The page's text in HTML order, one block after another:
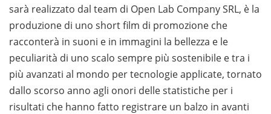
sarà realizzato dal team di Open Lab Company SRL, è la
produzione di uno short film di promozione che
racconterà in suoni e in immagini la bellezza e le
peculiarità di uno scalo sempre più sostenibile e tra i
più avanzati al mondo per tecnologie applicate, tornato
dallo scorso anno agli onori delle statistiche per i
risultati che hanno fatto registrare un balzo in avanti